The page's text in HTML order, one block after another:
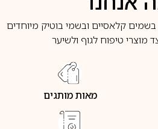
קלאסיים ובשמי בוטיק מיוחדים
מוצרי טיפוח לגוף ולשיער
מאות מותגים